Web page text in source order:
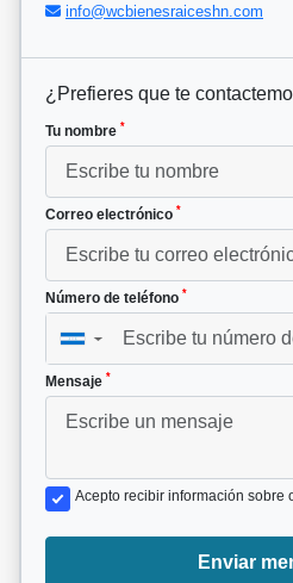
info@wcbienesraiceshn.com
¿Prefieres que te
Tu nombre *
Correo electrónico *
Número de teléfono *
▼
Mensaje *
Acepto recibir información sobre
Enviar